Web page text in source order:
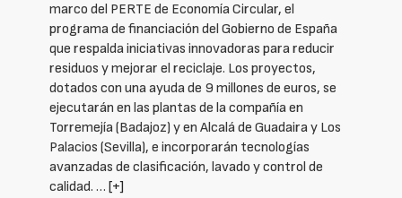
marco del PERTE de Economía Circular, el
programa de financiación del Gobierno de España
que respalda iniciativas innovadoras para reducir
residuos y mejorar el reciclaje. Los proyectos,
dotados con una ayuda de 9 millones de euros, se
ejecutarán en las plantas de la compañía en
Torremejía (Badajoz) y en Alcalá de Guadaira y Los
Palacios (Sevilla), e incorporarán tecnologías
avanzadas de clasificación, lavado y control de
calidad. … [+]